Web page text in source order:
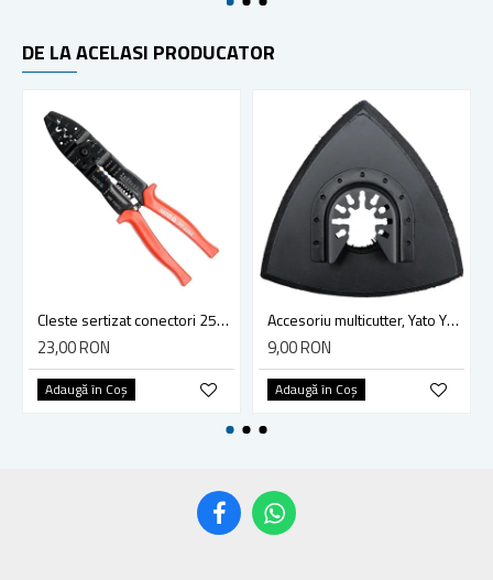
DE LA ACELASI PRODUCATOR
Cleste sertizat conectori 250 mm lama 4mm Yato YT-2254
23,00 RON
Adaugă în Coş
Accesoriu multicutter, Yato YT-34689, sistem Yato Quick Release, slefuire, 90 mm, ceramica, abrazive
9,00 RON
Adaugă în Coş